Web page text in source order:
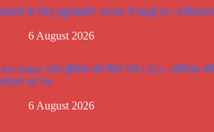
छात्रों के लिए खुशखबरी, HNB ने बढ़ाई PG
6 August 2026
Air India: एयर इंडिया को मिले नये CEO, अर्फिका
बनाया था नं०
6 August 2026